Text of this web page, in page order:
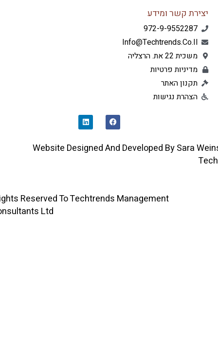
קשר ומידע
972-9-9552287
Info@techtrends.co.il
משכית 22 את. הרצליה
מדיניות פרטיות
תקנון האתר
הצהרת נגישות
O
O
D
I
Website Designed And Developed By Sara
All Rights Reserved To Techtrends Management
Consultants Ltd ©